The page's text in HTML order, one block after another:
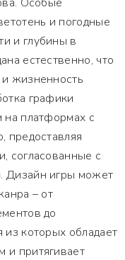
и погодные
и глубины в
естественно, что
жизненность
графики
на платформах с
предоставляя
согласованные с
Дизайн игры может
– от
до
которых обладает
и притягивает